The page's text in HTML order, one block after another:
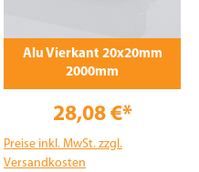
Alu Vierkant 20x20mm
2000mm
28,08 €*
Preise inkl. MwSt. zzgl.
Versandkosten